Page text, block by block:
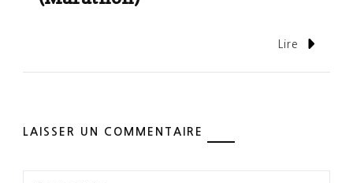
Lire
LAISSER UN COMMENTAIRE